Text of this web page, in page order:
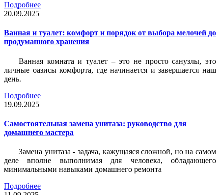
Подробнее
20.09.2025
Ванная и туалет: комфорт и порядок от выбора мелочей до
продуманного хранения
Ванная комната и туалет – это не просто санузлы, это
личные оазисы комфорта, где начинается и завершается наш
день.
Подробнее
19.09.2025
Самостоятельная замена унитаза: руководство для
домашнего мастера
Замена унитаза - задача, кажущаяся сложной, но на самом
деле вполне выполнимая для человека, обладающего
минимальными навыками домашнего ремонта
Подробнее